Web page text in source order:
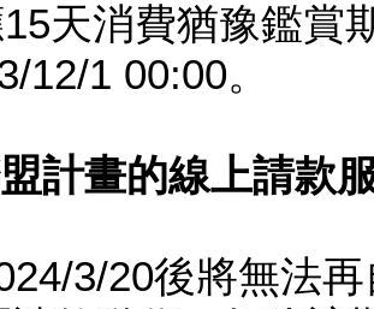
天消費猶豫鑑賞
12/1 00:00。
盟計畫的線上請款
3/20後將無法